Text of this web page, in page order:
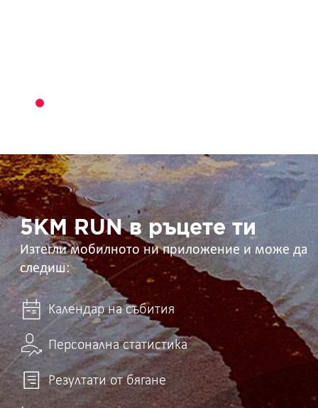
5KM
RUN
в
ръцете
ти 5KM RUN в ръцете ти
Изтегли мобилното ни приложение и може да
следиш:
Календар на събития
Персонална статистика
Резултати от бягане